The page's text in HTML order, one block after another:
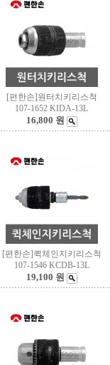
[편한손]원터치키리스척
107-1652 KIDA-13L
16,800 원
[편한손]퀵체인지키리스척
107-1546 KCDB-13L
19,100 원